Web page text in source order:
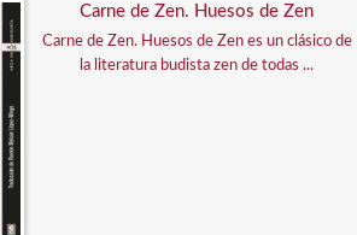
Carne de Zen. Huesos de Zen
Carne de Zen. Huesos de Zen es un clásico de
la literatura budista zen de todas ...